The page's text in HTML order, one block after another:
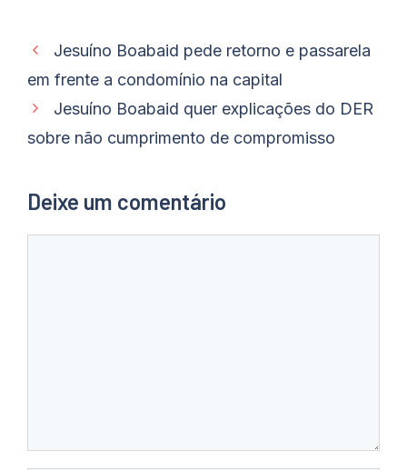
Jesuíno Boabaid pede retorno e passarela
em frente a condomínio na capital
Jesuíno Boabaid quer explicações do DER
sobre não cumprimento de compromisso
Deixe um comentário